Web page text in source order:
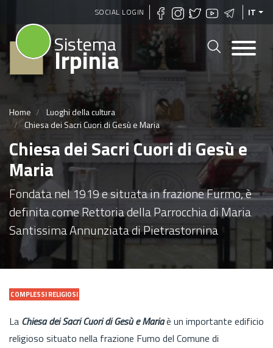
Salta
contenuto
principale
SOCIAL LOGIN IT
Sistema
Irpinia
Home
Luoghi della cultura
Chiesa dei Sacri Cuori di Gesù e Maria
Chiesa dei Sacri Cuori di Gesù e
Maria
Fondata nel 1919 e situata in frazione Furmo, è
definita come Rettoria della Parrocchia di Maria
Santissima Annunziata di Pietrastornina
COMPLESSI RELIGIOSI
La Chiesa dei Sacri Cuori di Gesù e Mariaè un importante edificio
religioso situato nella frazione Fumo del Comune di